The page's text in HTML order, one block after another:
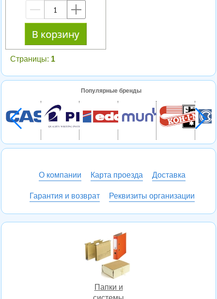
Папки и
—
Страницы: 1
Популярные бренды
О компании Карта проезда Доставка
Гарантия и возврат Реквизиты организации